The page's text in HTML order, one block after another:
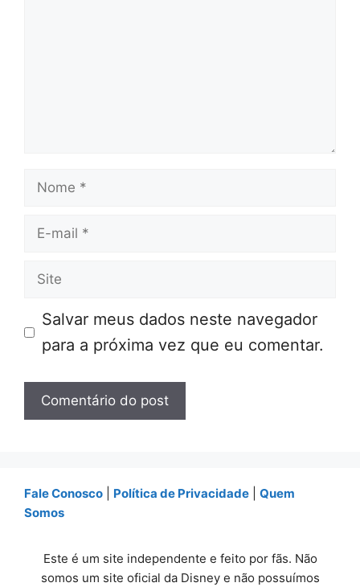
Nome
E-
Site
Salvar meus dados neste navegador
para a próxima vez que eu comentar.
Fale Conosco Política de Privacidade
Quem
Somos
Este é um site independente e feito por fãs. Não
somos um site oficial da Disney e não possuímos